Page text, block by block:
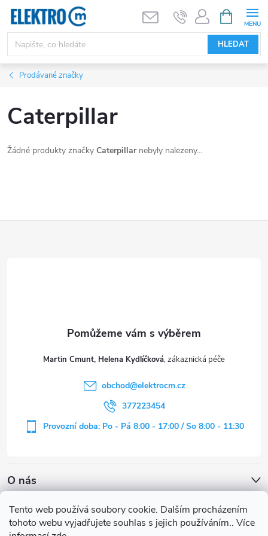
Tento web používá soubory cookie. Dalším procházením
tohoto webu vyjadřujete souhlas s jejich používáním.. Více
Přejít
obsah
HLEDAT
NÁKUPNÍ
KOŠÍK
Prodávané značky
Caterpillar
Žádné produkty značky Caterpillarnebyly nalezeny...
O nás
Martin Cmunt, Helena Kydlíčková
obchod@elektrocm.cz
377223454
Provozní doba: Po - Pá 8:00 - 17:00 / So 8:00 - 11:30